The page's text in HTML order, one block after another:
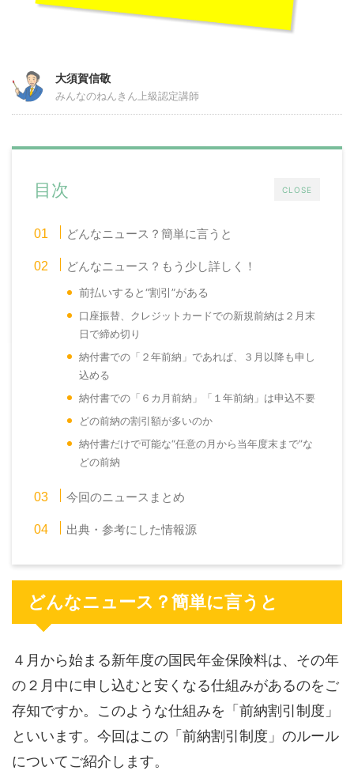
大須賀信敬
みんなのねんきん上級認定講師
CLOSE
目次
どんなニュース？簡単に言うと
どんなニュース？もう少し詳しく！
前払いすると“割引”がある
口座振替、クレジットカードでの新規前納は ２月末
日で締め切り
納付書での「 ２年前納」 であれば、３月以降も申し
込める
納付書での「６ カ 月前納」「１年前納」は申込不要
どの前納の割引額が多いのか
納付書だけで可能な“任意の月から当年度末まで”な
どの前納
今回のニュースまとめ
出典・参考にした情報源
どんなニュース？簡単に言うと
４月から始まる新年度の国民年金保険料は、その年
の２月中に申し込むと安くなる仕組みがあるのをご
存知ですか。このような仕組みを「前納割引制度」
といいます。今回はこの「前納割引制度」のルール
についてご紹介します。